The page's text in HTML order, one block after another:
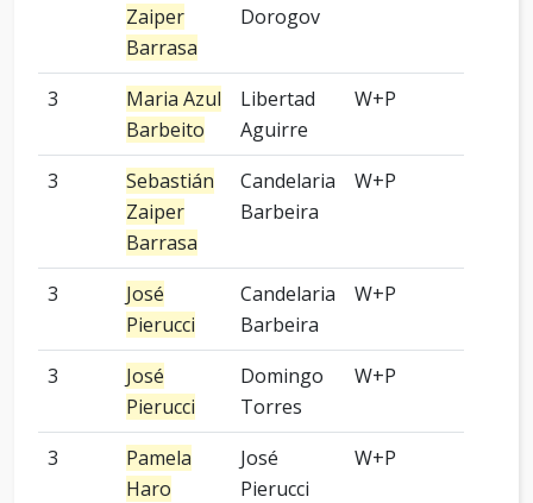
Zaiper
Barrasa
Dorogov
3
Maria Azul
Barbeito
Libertad
Aguirre
W+P
3
Sebastián
Zaiper
Barrasa
Candelaria
Barbeira
W+P
3
José
Pierucci
Candelaria
Barbeira
W+P
3
José
Pierucci
Domingo
Torres
W+P
3
Pamela
Haro
José
Pierucci
W+P